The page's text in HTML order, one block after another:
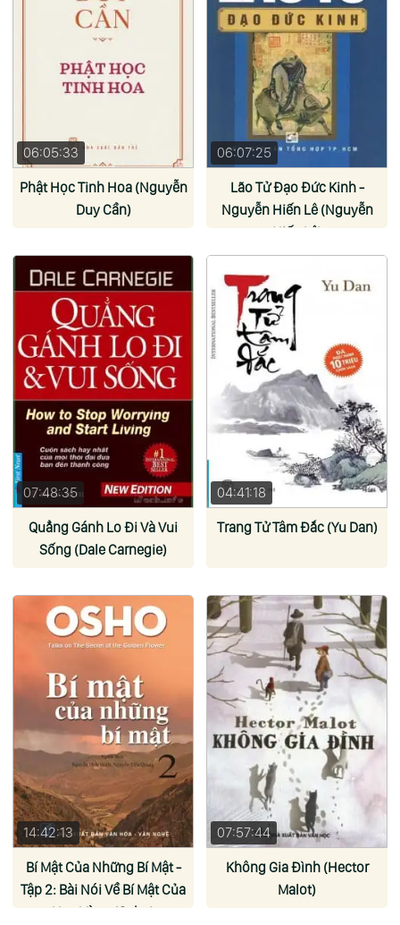
06:05:33
Phật Học Tinh Hoa (Nguyễn
Duy Cần)
06:07:25
Lão Tử Đạo Đức Kinh -
Nguyễn Hiến Lê (Nguyễn
Hiến Lê)
07:48:35
Quẳng Gánh Lo Đi Và Vui
Sống (Dale Carnegie)
04:41:18
Trang Tử Tâm Đắc (Yu Dan)
14:42:13
Bí Mật Của Những Bí Mật -
Tập 2: Bài Nói Về Bí Mật Của
Hoa Vàng (Osho)
07:57:44
Không Gia Đình (Hector
Malot)